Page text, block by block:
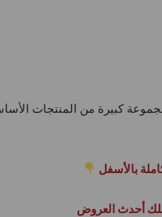
كبيرة من المنتجات
بالأسفل
أحدث العروض